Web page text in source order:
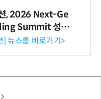
, 2026 Next-Ge
Summit 성황
] 뉴스룸 바로가기>